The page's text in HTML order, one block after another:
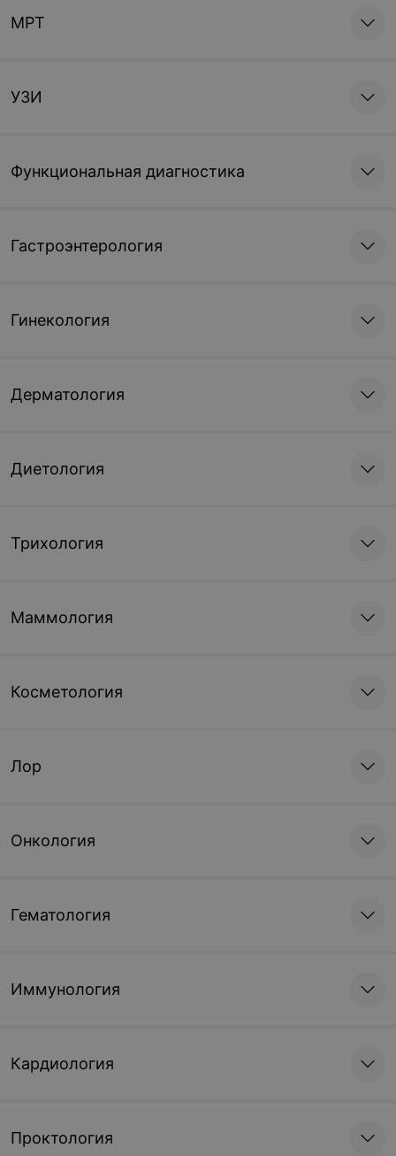
МРТ
УЗИ
Функциональная диагностика
Гастроэнтерология
Гинекология
Дерматология
Диетология
Трихология
Маммология
Косметология
Лор
Онкология
Гематология
Иммунология
Кардиология
Проктология